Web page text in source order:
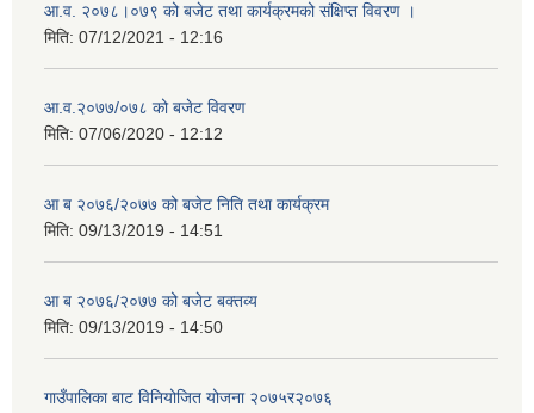
आ.व. २०७८।०७९ को बजेट तथा कार्यक्रमको संक्षिप्त विवरण ।
मिति: 07/12/2021 - 12:16
आ.व.२०७७/०७८ को बजेट विवरण
मिति: 07/06/2020 - 12:12
आ ब २०७६/२०७७ को बजेट निति तथा कार्यक्रम
मिति: 09/13/2019 - 14:51
आ ब २०७६/२०७७ को बजेट बक्तव्य
मिति: 09/13/2019 - 14:50
गाउँपालिका बाट विनियोजित योजना २०७५र२०७६